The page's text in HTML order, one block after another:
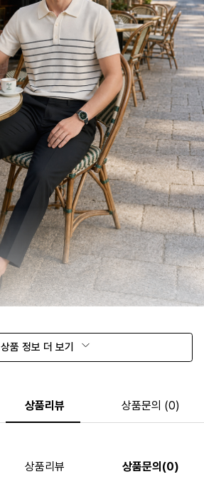
상품 정보 더 보기
상품리뷰 상품문의 (0)
상품리뷰 상품문의(0)